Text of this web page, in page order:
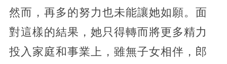
然而，再多的努力也未能讓她如願。 面
對這樣的結果，她只得轉而將更多精力
投入家庭和事業上，雖無子女相伴，郎